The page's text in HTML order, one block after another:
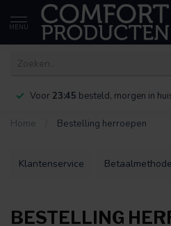
MENU
Voor 23:45 besteld, morgen in
Home Bestelling herroepen
Klantenservice
BESTELLING